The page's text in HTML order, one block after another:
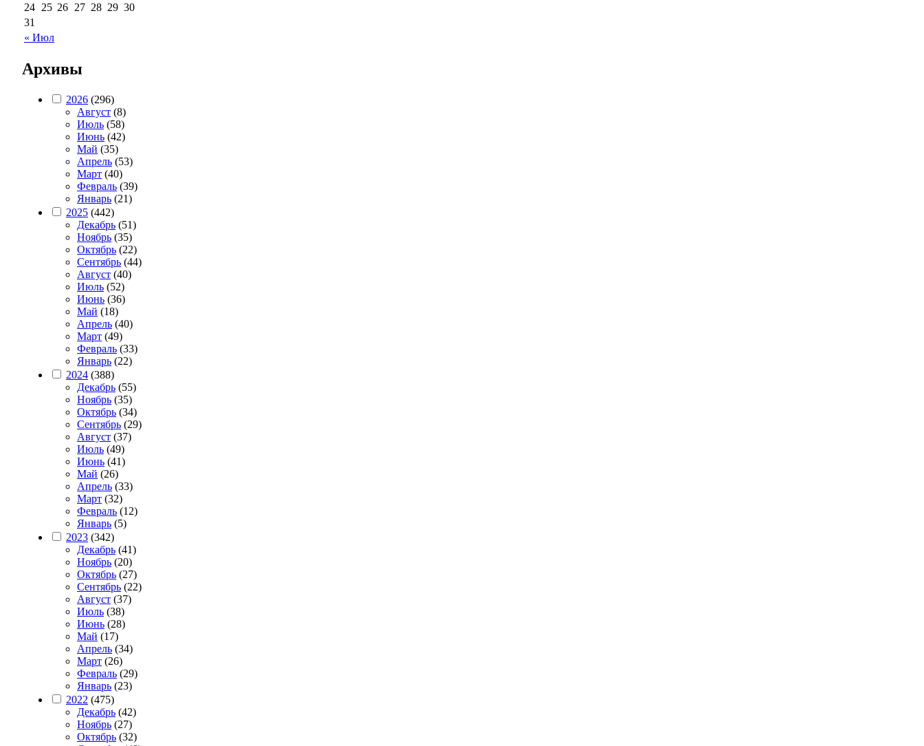
« Июл
24 25 26 27 28 29 30
31
Архивы
2026 (296)
Август (8)
Июль (58)
Июнь (42)
Май (35)
Апрель (53)
Март (40)
Февраль (39)
Январь (21)
2025 (442)
Декабрь (51)
Ноябрь (35)
Октябрь (22)
Сентябрь (44)
Август (40)
Июль (52)
Июнь (36)
Май (18)
Апрель (40)
Март (49)
Февраль (33)
Январь (22)
2024 (388)
Декабрь (55)
Ноябрь (35)
Октябрь (34)
Сентябрь (29)
Август (37)
Июль (49)
Июнь (41)
Май (26)
Апрель (33)
Март (32)
Февраль (12)
Январь (5)
2023 (342)
Декабрь (41)
Ноябрь (20)
Октябрь (27)
Сентябрь (22)
Август (37)
Июль (38)
Июнь (28)
Май (17)
Апрель (34)
Март (26)
Февраль (29)
Январь (23)
2022 (475)
Декабрь (42)
Ноябрь (27)
Октябрь (32)